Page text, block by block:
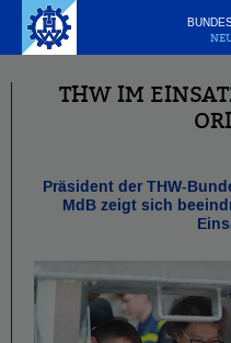
THW IM
Präsident der THW-
MdB zeigt sich